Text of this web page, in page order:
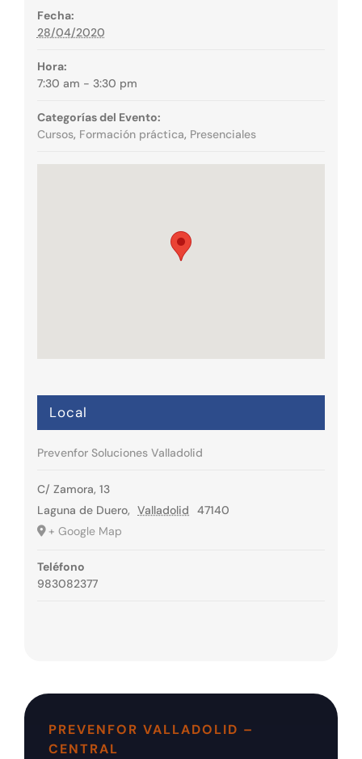
Fecha:
28/04/2020
Hora:
7:30 am - 3:30 pm
Categorías del Evento:
Cursos, Formación práctica, Presenciales
Local
Prevenfor Soluciones Valladolid
C/ Zamora, 13
Laguna de Duero, Valladolid
47140
+ Google Map
Teléfono
983082377
PREVENFOR VALLADOLID –
CENTRAL